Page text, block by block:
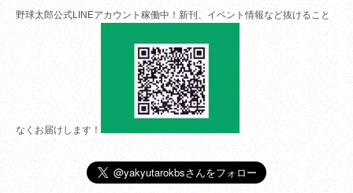
野球太郎公式LINEアカウント稼働中！新刊、イベント情報など抜けること
なくお届けします！